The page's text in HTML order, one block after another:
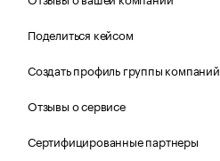
Поделиться кейсом
Создать профиль группы компаний
Отзывы о сервисе
Сертифицированные партнеры